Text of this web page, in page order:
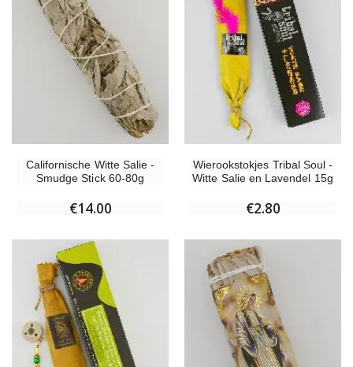
Californische Witte Salie -
Smudge Stick 60-80g
€14.00
Wierookstokjes Tribal Soul -
Witte Salie en Lavendel 15g
€2.80